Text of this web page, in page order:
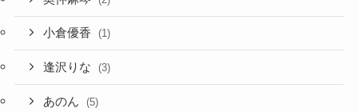
小倉優香 (1)
逢沢りな (3)
あのん (5)